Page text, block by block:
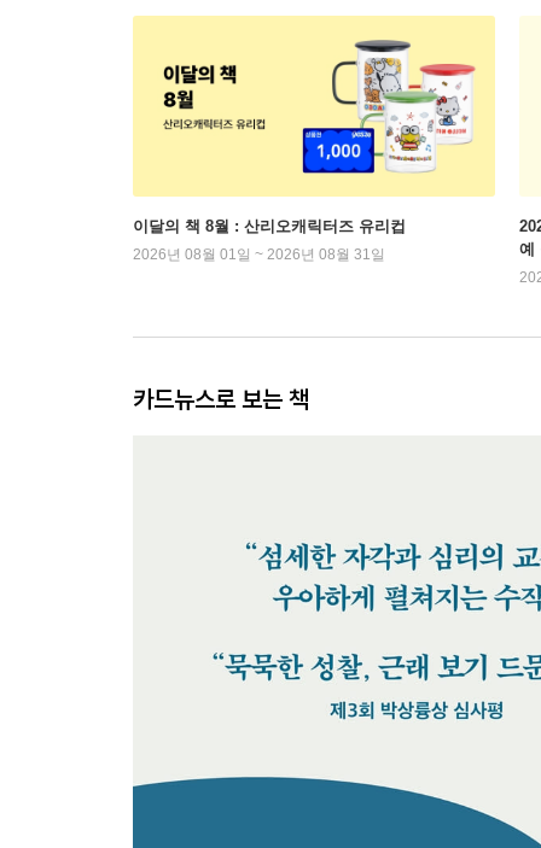
이달의 책 8월 : 산리오캐릭터즈 유리컵
2026년 08월 01일 ~ 2026년 08월 31일
예
카드뉴스로 보는 책